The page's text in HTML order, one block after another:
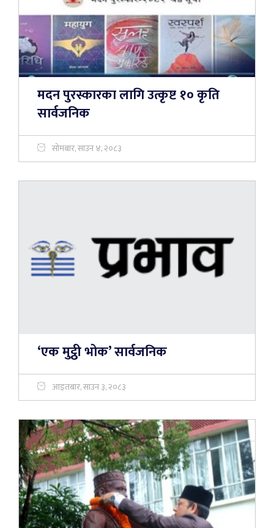
मदन पुरस्कारका लागि उत्कृष्ट १० कृति
सार्वजनिक
सोमबार, साउन ४, २०८३
‘एक मुट्ठी भोक’ सार्वजनिक
आइतबार, साउन ३, २०८३